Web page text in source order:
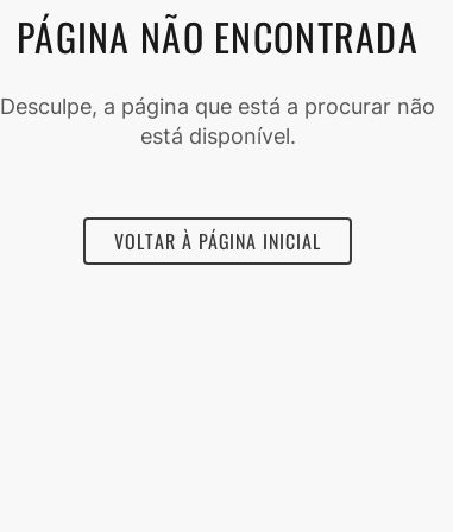
PÁGINA NÃO ENCONTRADA
Desculpe, a página que está a procurar não
está disponível.
VOLTAR À PÁGINA INICIAL